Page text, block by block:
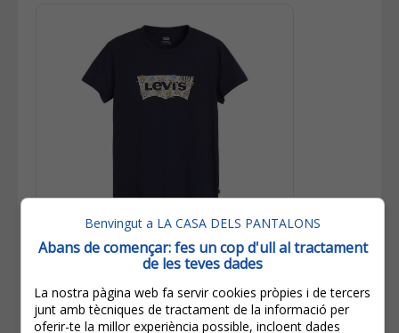
29,00€
20,30€
IVA inclòs
Estalvi:8,70€(30%)
Benvingut a LA CASA DELS PANTALONS
Abans de començar: fes un cop d'ull al tractament
de les teves dades
La nostra pàgina web fa servir cookies pròpies i de tercers
junt amb tècniques de tractament de la informació per
oferir-te la millor experiència possible, incloent dades